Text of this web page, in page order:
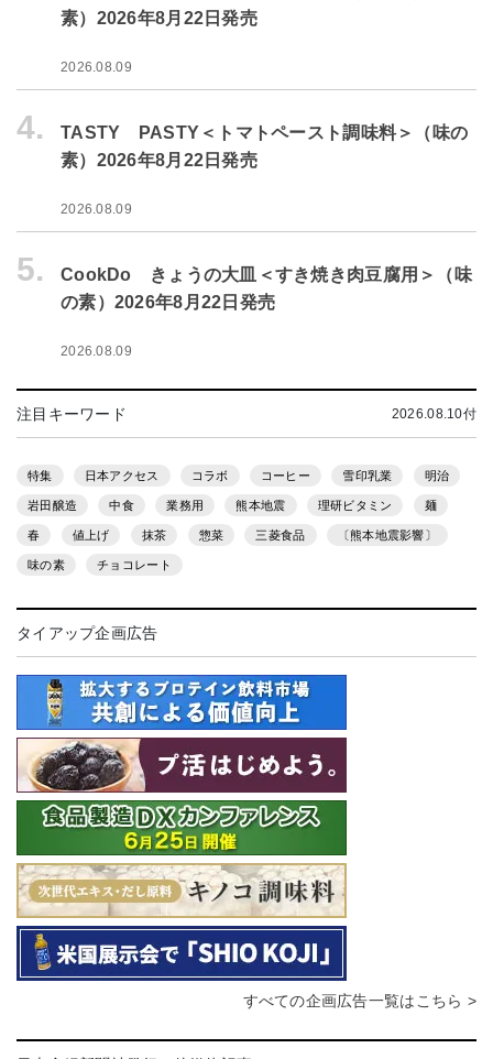
素）2026年8月22日発売
2026.08.09
4.
TASTY PASTY＜トマトペースト調味料＞（味の
素）2026年8月22日発売
2026.08.09
5.
CookDo きょうの大皿＜すき焼き肉豆腐用＞（味
の素）2026年8月22日発売
2026.08.09
注目キーワード 2026.08.10付
特集 日本アクセス コラボ コーヒー 雪印乳業 明治
岩田醸造 中食 業務用 熊本地震 理研ビタミン 麺
春 値上げ 抹茶 惣菜 三菱食品 〔熊本地震影響〕
味の素 チョコレート
タイアップ企画広告
すべての企画広告一覧はこちら >